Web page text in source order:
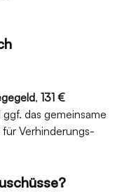
, 131 €
das gemeinsame
für Verhinderungs-